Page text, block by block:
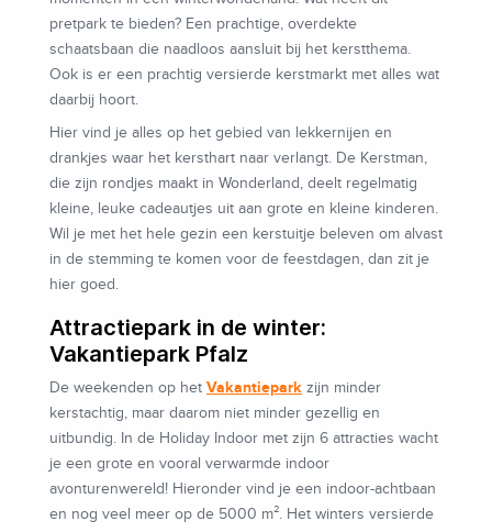
pretpark te bieden? Een prachtige, overdekte
schaatsbaan die naadloos aansluit bij het kerstthema.
Ook is er een prachtig versierde kerstmarkt met alles wat
daarbij hoort.
Hier vind je alles op het gebied van lekkernijen en
drankjes waar het kersthart naar verlangt. De Kerstman,
die zijn rondjes maakt in Wonderland, deelt regelmatig
kleine, leuke cadeautjes uit aan grote en kleine kinderen.
Wil je met het hele gezin een kerstuitje beleven om alvast
in de stemming te komen voor de feestdagen, dan zit je
hier goed.
Attractiepark in de winter:
Vakantiepark Pfalz
De weekenden op het Vakantiepark zijn minder
kerstachtig, maar daarom niet minder gezellig en
uitbundig. In de Holiday Indoor met zijn 6 attracties wacht
je een grote en vooral verwarmde indoor
avonturenwereld! Hieronder vind je een indoor-achtbaan
en nog veel meer op de 5000 m². Het winters versierde